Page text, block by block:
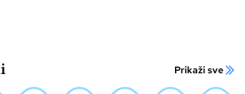
Prikaži sve